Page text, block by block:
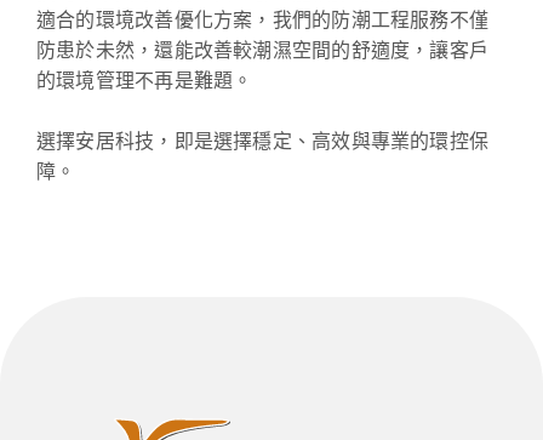
適合的環境改善優化方案，我們的防潮工程服務不僅
防患於未然，還能改善較潮濕空間的舒適度，讓客戶
的環境管理不再是難題。
選擇安居科技，即是選擇穩定、高效與專業的環控保
障。